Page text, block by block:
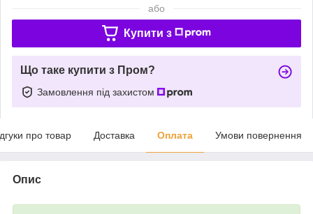
або
Купити з
Що таке купити з Пром?
Замовлення під захистом
про товар Доставка Оплата Умови повернення
Опис